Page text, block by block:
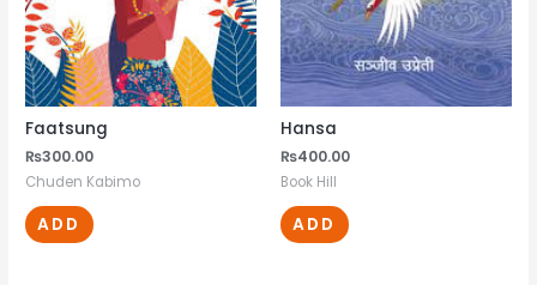
Faatsung
₨300.00
Chuden Kabimo
ADD
Hansa
₨400.00
Book Hill
ADD